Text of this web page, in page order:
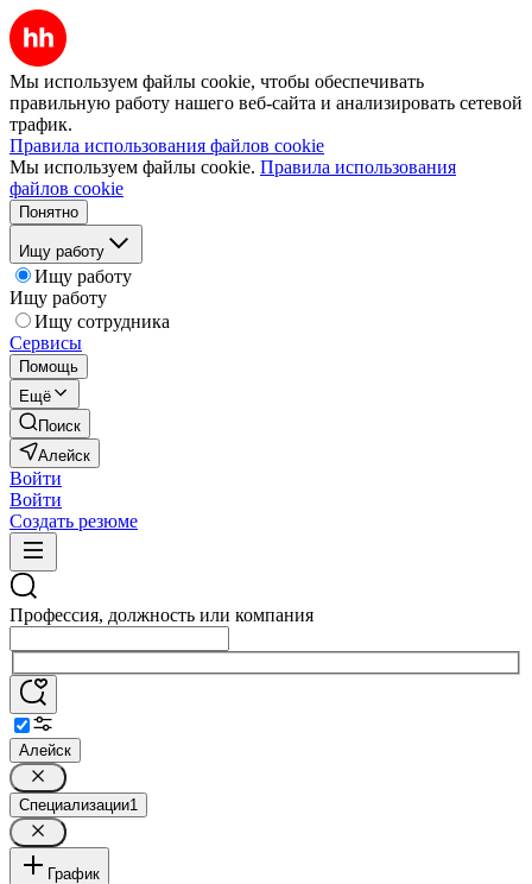
Мы используем файлы cookie, чтобы обеспечивать
правильную работу нашего веб-сайта и анализировать сетевой
трафик.
Правила использования файлов cookie
Мы используем файлы cookie. Правила использования
файлов cookie
Понятно
Ищу работу
Ищу работу
Ищу работу
Ищу сотрудника
Сервисы
Помощь
Ещё
Поиск
Алейск
Войти
Войти
Создать резюме
Профессия, должность или компания
Алейск
Специализации1
График